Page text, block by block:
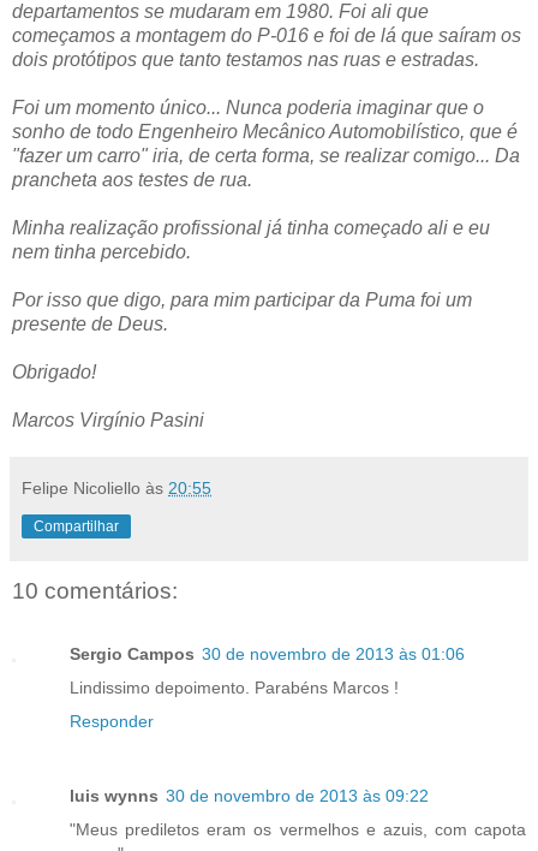
departamentos se mudaram em 1980. Foi ali que
começamos a montagem do P-016 e foi de lá que saíram os
dois protótipos que tanto testamos nas ruas e estradas.
Foi um momento único... Nunca poderia imaginar que o
sonho de todo Engenheiro Mecânico Automobilístico, que é
"fazer um carro" iria, de certa forma, se realizar comigo... Da
prancheta aos testes de rua.
Minha realização profissional já tinha começado ali e eu
nem tinha percebido.
Por isso que digo, para mim participar da Puma foi um
presente de Deus.
Obrigado!
Marcos Virgínio Pasini
Felipe Nicoliello às 20:55
Compartilhar
10 comentários:
Sergio Campos 30 de novembro de 2013 às 01:06
Lindissimo depoimento. Parabéns Marcos !
Responder
luis wynns 30 de novembro de 2013 às 09:22
"Meus prediletos eram os vermelhos e azuis, com capota